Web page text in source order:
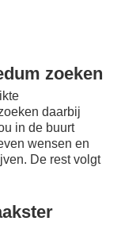
zoeken
daarbij
in de buurt
wensen en
De rest volgt